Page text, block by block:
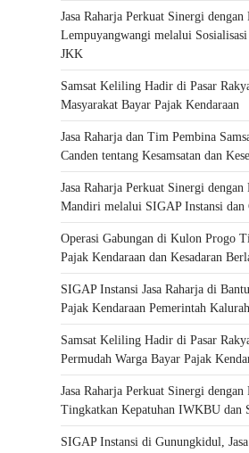
Jasa Raharja Perkuat Sinergi dengan
Lempuyangwangi melalui
JKK
Samsat Keliling Hadir di Pasar
Masyarakat Bayar Pajak Kendaraan
Jasa Raharja dan Tim Pembina
Canden tentang Kesamsatan dan
Jasa Raharja Perkuat Sinergi
Mandiri melalui SIGAP Instansi dan
Operasi Gabungan di Kulon Progo
Pajak Kendaraan dan Kesadaran
SIGAP Instansi Jasa Raharja di
Pajak Kendaraan Pemerintah
Samsat Keliling Hadir di Pasar
Permudah Warga Bayar Pajak
Jasa Raharja Perkuat Sinergi
Tingkatkan Kepatuhan IWKBU dan
SIGAP Instansi di Gunungkidul,